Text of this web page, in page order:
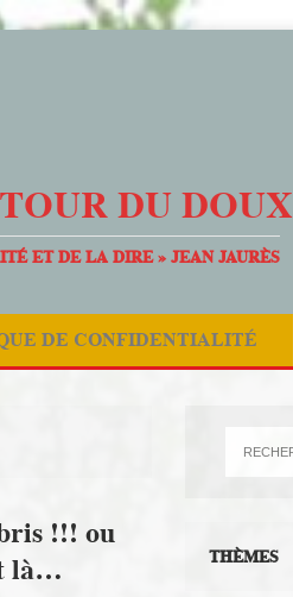
DU DOUX
ET DE LA DIRE » JEAN JAURÈS
DE CONFIDENTIALITÉ
!!! ou
là…
THÈMES